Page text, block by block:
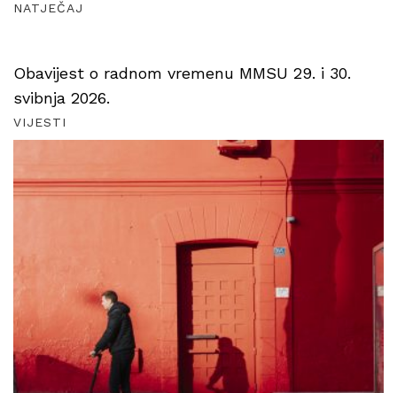
NATJEČAJ
Obavijest o radnom vremenu MMSU 29. i 30.
svibnja 2026.
VIJESTI